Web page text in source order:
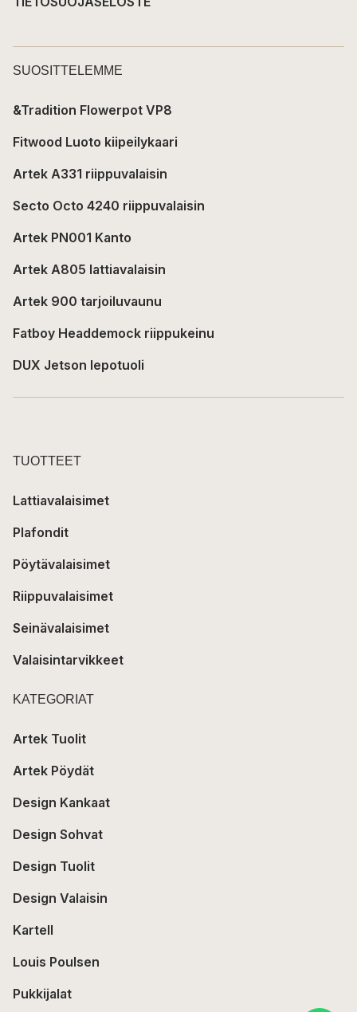
SUOSITTELEMME
&Tradition Flowerpot VP8
Fitwood Luoto kiipeilykaari
Artek A331 riippuvalaisin
Secto Octo 4240 riippuvalaisin
Artek PN001 Kanto
Artek A805 lattiavalaisin
Artek 900 tarjoiluvaunu
Fatboy Headdemock riippukeinu
DUX Jetson lepotuoli
TUOTTEET
Lattiavalaisimet
Plafondit
Pöytävalaisimet
Riippuvalaisimet
Seinävalaisimet
Valaisintarvikkeet
KATEGORIAT
Artek Tuolit
Artek Pöydät
Design Kankaat
Design Sohvat
Design Tuolit
Design Valaisin
Kartell
Louis Poulsen
Pukkijalat